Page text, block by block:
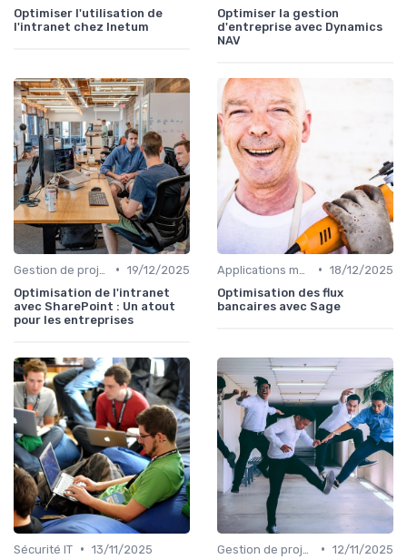
Optimiser l'utilisation de
l'intranet chez Inetum
Optimiser la gestion
d'entreprise avec Dynamics
NAV
• 19/12/2025
Optimisation de l'intranet
avec SharePoint : Un atout
pour les entreprises
• 18/12/2025
Optimisation des flux
bancaires avec Sage
Sécurité IT • 13/11/2025
• 12/11/2025